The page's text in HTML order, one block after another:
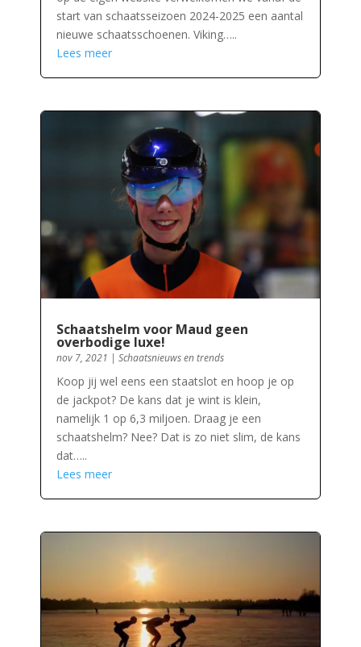
start van schaatsseizoen 2024-2025 een aantal
nieuwe schaatsschoenen. Viking…..
Lees meer
Schaatshelm voor Maud geen
overbodige luxe!
nov 7, 2021 | Schaatsnieuws en trends
Koop jij wel eens een staatslot en hoop je op
de jackpot? De kans dat je wint is klein,
namelijk 1 op 6,3 miljoen. Draag je een
schaatshelm? Nee? Dat is zo niet slim, de kans
dat…..
Lees meer